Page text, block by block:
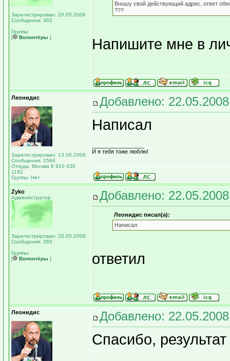
Зарегистрирован: 20.05.2006
Сообщения: 365
Группы:
[
Волонтёры ]
Вношу свой действующий адрес, ответ
???
Напишите мне в
Леонидис
Зарегистрирован: 13.06.2006
Сообщения: 1584
Откуда: Москва 8 910 430
1182
Группы: Нет
Добавлено:
Написал
И я тебя тоже люблю!
Zyko
Администратор
Зарегистрирован: 20.05.2006
Сообщения: 365
Группы:
[
Волонтёры ]
Добавлено:
Леонидис писал(а):
Написал
ответил
Леонидис Добавлено:
Спасибо,